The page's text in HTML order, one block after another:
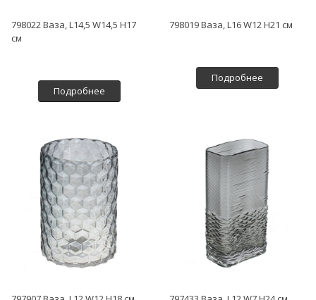
798022 Ваза, L14,5 W14,5 H17
см
Подробнее
798019 Ваза, L16 W12 H21 см
Подробнее